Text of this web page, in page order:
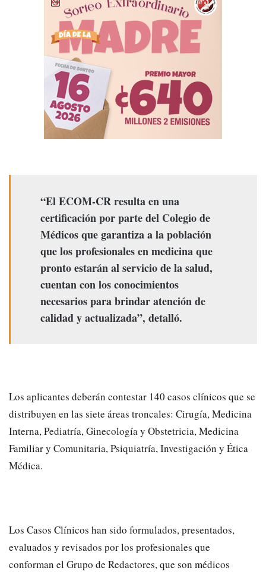
“El ECOM-CR resulta en una
certificación por parte del Colegio de
Médicos que garantiza a la población
que los profesionales en medicina que
pronto estarán al servicio de la salud,
cuentan con los conocimientos
necesarios para brindar atención de
calidad y actualizada”, detalló.
Los aplicantes deberán contestar 140 casos clínicos que se
distribuyen en las siete áreas troncales: Cirugía, Medicina
Interna, Pediatría, Ginecología y Obstetricia, Medicina
Familiar y Comunitaria, Psiquiatría, Investigación y Ética
Médica.
Los Casos Clínicos han sido formulados, presentados,
evaluados y revisados por los profesionales que
conforman el Grupo de Redactores, que son médicos